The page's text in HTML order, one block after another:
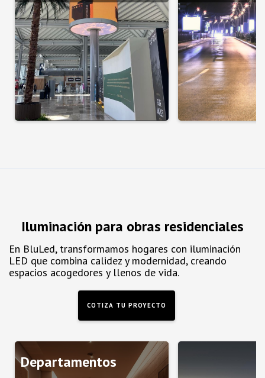
Iluminación para obras residenciales
En BluLed, transformamos hogares con iluminación
LED que combina calidez y modernidad, creando
espacios acogedores y llenos de vida.
COTIZA TU PROYECTO
Departamentos